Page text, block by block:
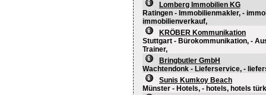
Lomberg Immobilien KG
Ratingen - Immobilienmakler, -
immobilienverkauf,
KRÖBER Kommunikation
Stuttgart - Bürokommunikation, -
Trainer,
Bringbutler GmbH
Wachtendonk - Lieferservice, -
Sunis Kumkoy Beach
Münster - Hotels, - hotels, hotels